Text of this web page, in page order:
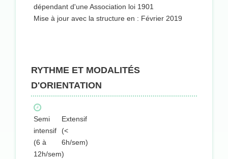
dépendant d'une Association loi 1901
Mise à jour avec la structure en : Février 2019
RYTHME ET MODALITÉS
D'ORIENTATION
Semi
intensif
(6 à
12h/sem)
Extensif
(<
6h/sem)